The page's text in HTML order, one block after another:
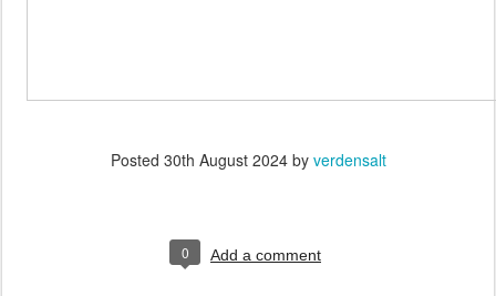
Posted 30th August 2024by verdensalt
0 Add a comment